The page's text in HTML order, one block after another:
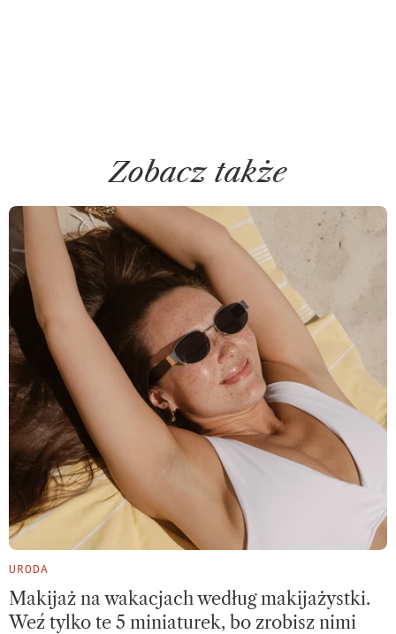
Zobacz także
URODA
Makijaż na wakacjach według makijażystki.
Weź tylko te 5 miniaturek, bo zrobisz nimi